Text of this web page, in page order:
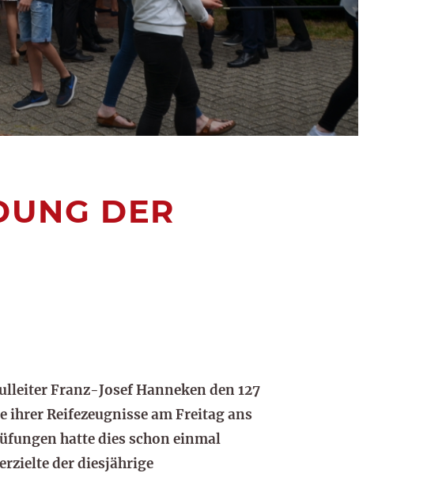
DER
Franz-Josef Hanneken den 127
Reifezeugnisse am Freitag ans
hatte dies schon einmal
der diesjährige